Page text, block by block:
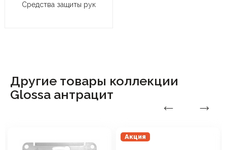
Средства защиты рук
Другие товары коллекции
Glossa антрацит
Акция